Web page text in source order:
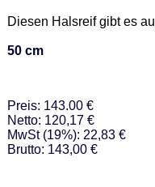
Diesen Halsreif gibt es
50 cm
Preis: 143.00 €
Netto: 120,17 €
MwSt (19%): 22,83 €
Brutto: 143,00 €